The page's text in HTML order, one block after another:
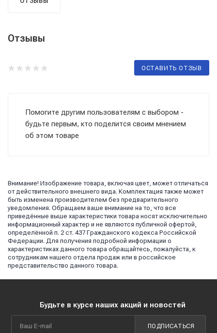
Отзывы
ОСТАВИТЬ ОТЗЫВ
Помогите другим пользователям с выбором -
будьте первым, кто поделится своим мнением
об этом товаре
Внимание! Изображение товара, включая цвет, может отличаться
от действительного внешнего вида. Комплектация также может
быть изменена производителем без предварительного
уведомления. Обращаем ваше внимание на то, что все
приведённые выше характеристики товара носят исключительно
информационный характер и не являются публичной офертой,
определённой п. 2 ст. 437 Гражданского кодекса Российской
Федерации. Для получения подробной информации о
характеристиках данного товара обращайтесь, пожалуйста, к
сотрудникам нашего отдела продаж или в российское
представительство данного товара.
Будьте в курсе наших акций и новостей
ПОДПИСАТЬСЯ